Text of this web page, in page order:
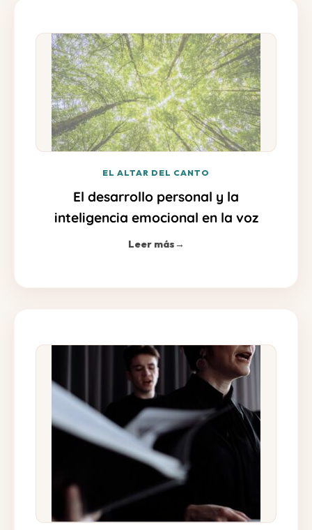
EL ALTAR DEL CANTO
El desarrollo personal y la
inteligencia emocional en la voz
Leer más→